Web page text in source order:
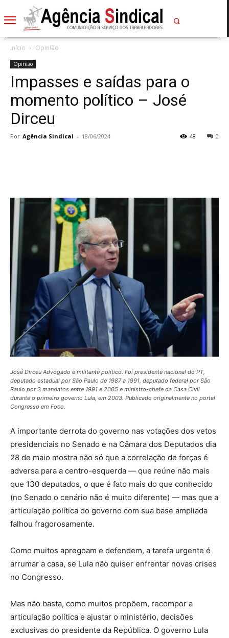
Início Opinião
Opinião
Impasses e saídas para o
momento político – José
Dirceu
Por Agência Sindical - 18/06/2024 0
48
José Dirceu Advogado e militante político. Foi presidente nacional do PT,
deputado estadual por São Paulo de 1987 a 1991, deputado federal por São
Paulo por 3 mandatos entre 1991 e 2005 e ministro-chefe da Casa Civil
durante o primeiro governo Lula, em 2003. Publicado originalmente no portal
Congresso em Foco.
A importante derrota do governo nas votações dos vetos
presidenciais no Senado e na Câmara dos Deputados dia
28 de maio mostra não só que a correlação de forças é
adversa para a centro-esquerda — que reúne não mais
que 130 deputados, o que é fato mais do que conhecido
(no Senado o cenário não é muito diferente) — mas que a
articulação política do governo com sua base ampliada
falhou fragorosamente.
Como muitos apregoam e defendem, a tarefa urgente é
arrumar a casa, se Lula não quiser enfrentar novas crises
no Congresso.
Mas não basta, como muitos propõem, recompor a
articulação política e ajustar o ministério, decisões
exclusivas do presidente da República. O governo Lula